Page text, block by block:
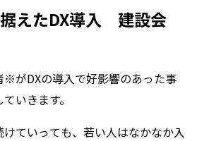
えたDX導入 建設会
※がDXの導入で好影響のあった事
いきます。
けていっても、若い人はなかなか入